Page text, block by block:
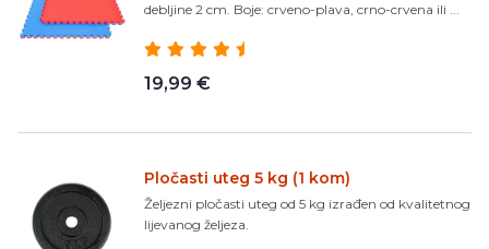
debljine 2 cm. Boje: crveno-plava, crno-crvena ili ...
19,99 €
Pločasti uteg 5 kg (1 kom)
Željezni pločasti uteg od 5 kg izrađen od kvalitetnog
lijevanog željeza.